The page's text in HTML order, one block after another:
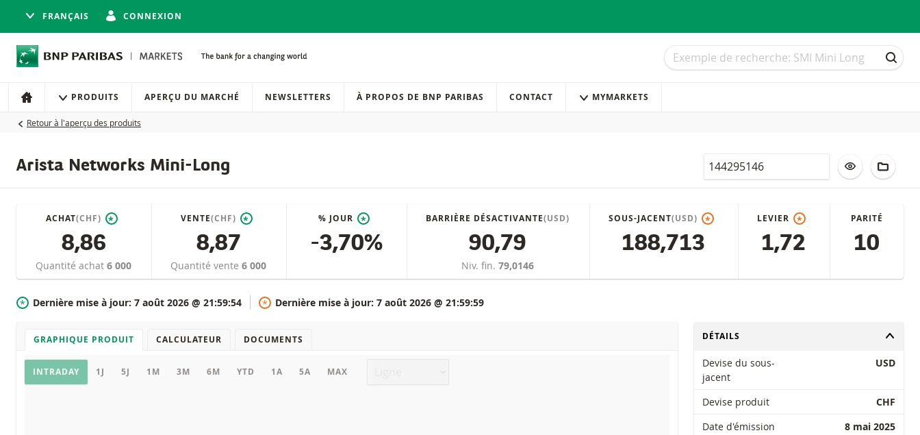
FRANÇAIS CONNEXION
Recherche
Recherche
Navigation
Navigation sur le site
ACCUEIL PRODUITS APERÇU DU MARCHÉ NEWSLETTERS À PROPOS DE BNP PARIBAS CONTACT MYMARKETS
Retour à l'aperçu des produits
Arista Networks Mini-Long Valor AJOUTER À
ACHAT(CHF) *
8,86
Quantité achat6 000
VENTE(CHF) *
8,87
Quantité vente6 000
% JOUR *
-3,70%
BARRIÈRE DÉSACTIVANTE(USD)
90,79
Niv. fin.79,0146
SOUS-JACENT(USD) *
188,713
LEVIER *
1,72
PARITÉ
10
* Dernière mise à jour: 7 août 2026 @ 21:59:54 * Dernière mise à jour: 7 août 2026 @ 21:59:59
GRAPHIQUE PRODUIT CALCULATEUR DOCUMENTS
Graphique
INTRADAY 1J 5J 1M 3M 6M YTD 1A 5A MAX
CHANGER
DÉTAILS
Devise du sous-
jacent
USD
Devise produit
CHF
Date d'émission
8 mai 2025